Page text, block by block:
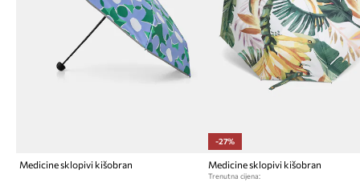
Medicine sklopivi kišobran
-27%
Medicine sklopivi kišobran
Trenutna cijena: